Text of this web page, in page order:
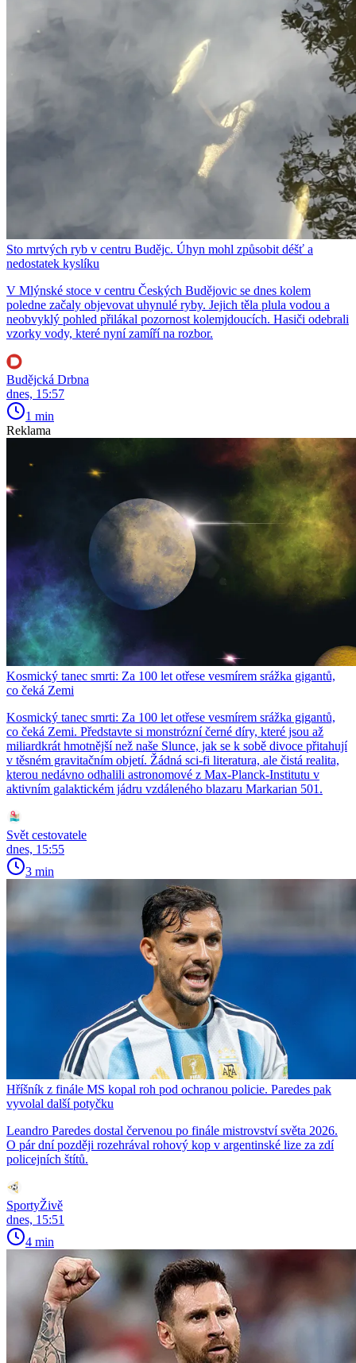
Sto mrtvých ryb v centru Budějc. Úhyn mohl způsobit déšť a
nedostatek kyslíku
V Mlýnské stoce v centru Českých Budějovic se dnes kolem
poledne začaly objevovat uhynulé ryby. Jejich těla plula vodou a
neobvyklý pohled přilákal pozornost kolemjdoucích. Hasiči odebrali
vzorky vody, které nyní zamíří na rozbor.
Budějcká Drbna
dnes, 15:57
1 min
Reklama
Kosmický tanec smrti: Za 100 let otřese vesmírem srážka gigantů,
co čeká Zemi
Kosmický tanec smrti: Za 100 let otřese vesmírem srážka gigantů,
co čeká Zemi. Představte si monstrózní černé díry, které jsou až
miliardkrát hmotnější než naše Slunce, jak se k sobě divoce přitahují
v těsném gravitačním objetí. Žádná sci-fi literatura, ale čistá realita,
kterou nedávno odhalili astronomové z Max-Planck-Institutu v
aktivním galaktickém jádru vzdáleného blazaru Markarian 501.
Svět cestovatele
dnes, 15:55
3 min
Hříšník z finále MS kopal roh pod ochranou policie. Paredes pak
vyvolal další potyčku
Leandro Paredes dostal červenou po finále mistrovství světa 2026.
O pár dní později rozehrával rohový kop v argentinské lize za zdí
policejních štítů.
SportyŽivě
dnes, 15:51
4 min